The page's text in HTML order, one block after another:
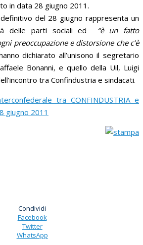
in data 28 giugno 2011.
del 28 giugno rappresenta un
delle parti sociali ed
“è un fatto
preoccupazione e distorsione che c’è
dichiarato all’unisono il segretario
Bonanni, e quello della Uil, Luigi
tra Confindustria e sindacati.
tra CONFINDUSTRIA e
giugno 2011
Condividi
Facebook
Twitter
WhatsApp